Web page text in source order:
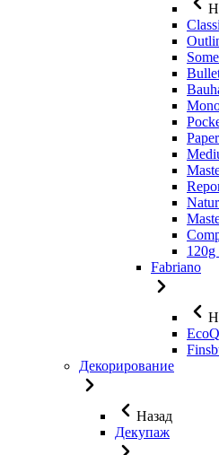
Fabriano
Декорирование
Назад
Декупаж